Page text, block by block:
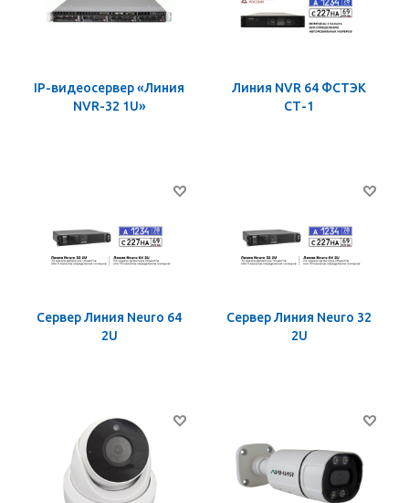
IP-видеосервер «Линия
NVR-32 1U»
Линия NVR 64 ФСТЭК
СТ-1
Сервер Линия Neuro 64
2U
Сервер Линия Neuro 32
2U